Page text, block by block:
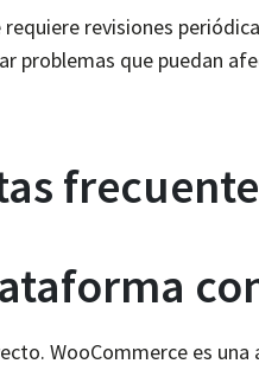
revisiones
problemas que puedan
WooCommerce es